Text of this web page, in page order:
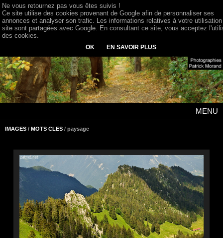
MENU
IMAGES / MOTS CLES / paysage
Ne vous retournez pas vous êtes suivis !
Ce site utilise des cookies provenant de Google afin de personnaliser ses
annonces et analyser son trafic. Les informations relatives à votre
site sont partagées avec Google. En consultant ce site, vous acceptez
des cookies.
OK EN SAVOIR PLUS